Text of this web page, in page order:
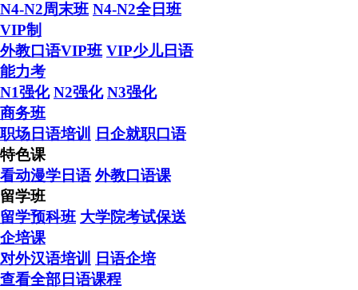
N4-N2周末班 N4-N2全日班
VIP制
外教口语VIP班 VIP少儿日语
能力考
N1强化 N2强化 N3强化
商务班
职场日语培训
日企就职口语
特色课
看动漫学日语 外教口语课
留学班
留学预科班 大学院考试保送
企培课
对外汉语培训
日语企培
查看全部日语课程